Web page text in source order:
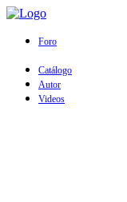
Foro
Catálogo
Autor
Videos